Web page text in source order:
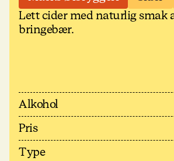
Lett cider med naturlig smak
bringebær.
Alkohol
Pris
Type